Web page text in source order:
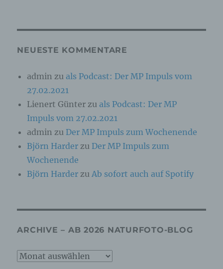
NEUESTE KOMMENTARE
admin zu als Podcast: Der MP Impuls vom
27.02.2021
Lienert Günter zu als Podcast: Der MP
Impuls vom 27.02.2021
admin zu Der MP Impuls zum Wochenende
Björn Harder zu Der MP Impuls zum
Wochenende
Björn Harder zuAb sofort auch auf Spotify
ARCHIVE – AB 2026 NATURFOTO-BLOG
Archive
Vorschriften Angaben, die eine schnelle
Kommunikation mit uns ermöglichen, was
sogenannten elektronischen Post (E-Mail-
Adresse) umfasst. Sofern eine betroffene Person
Kontakt mit dem für die Verarbeitung
Verantwortlichen aufnimmt, werden die von der
betroffenen Person übermittelten
personenbezogenen Daten automatisch
gespeichert. Solche auf freiwilliger Basis von einer
betroffenen Person an den für die Verarbeitung
Verantwortlichen übermittelten
Weitergabe dieser personenbezogenen Daten an
Kommentarfunktion im Blog auf der